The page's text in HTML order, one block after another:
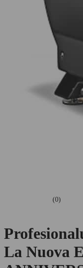
(0)
La Nuova